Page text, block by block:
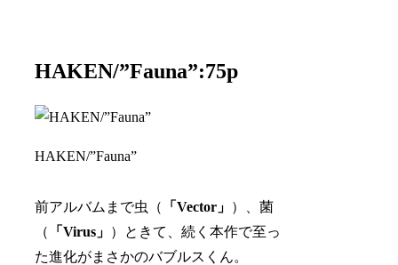
HAKEN/”Fauna”:75p
HAKEN/”Fauna”
前アルバムまで虫（ 「Vector」 ）、菌
（
「Virus」 ）ときて、続く本作で至っ
た進化がまさかのバブルスくん。